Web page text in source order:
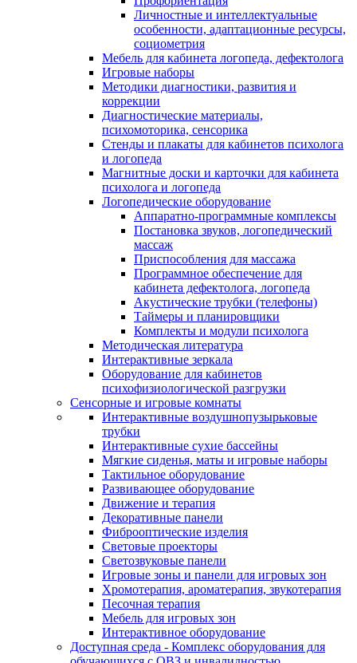
Личностные и интеллектуальные
особенности, адаптационные ресурсы,
социометрия
Мебель для кабинета логопеда, дефектолога
Игровые наборы
Методики диагностики, развития и
коррекции
Диагностические материалы,
психомоторика, сенсорика
Стенды и плакаты для кабинетов психолога
и логопеда
Магнитные доски и карточки для кабинета
психолога и логопеда
Логопедические оборудование
Аппаратно-программные комплексы
Постановка звуков, логопедический
массаж
Приспособления для массажа
Программное обеспечение для
кабинета дефектолога, логопеда
Акустические трубки (телефоны)
Таймеры и планировщики
Комплекты и модули психолога
Методическая литература
Интерактивные зеркала
Оборудование для кабинетов
психофизиологической разгрузки
Сенсорные и игровые комнаты
Интерактивные воздушнопузырьковые
трубки
Интерактивные сухие бассейны
Мягкие сиденья, маты и игровые наборы
Тактильное оборудование
Развивающее оборудование
Движение и терапия
Декоративные панели
Фиброоптические изделия
Световые проекторы
Светозвуковые панели
Игровые зоны и панели для игровых зон
Хромотерапия, ароматерапия, звукотерапия
Песочная терапия
Мебель для игровых зон
Интерактивное оборудование
Доступная среда - Комплекс оборудования для